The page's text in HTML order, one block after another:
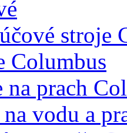
stroje
Columbus
na prach
vodu a